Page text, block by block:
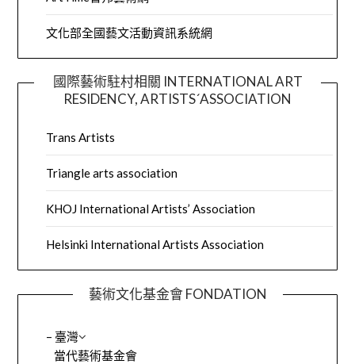
文化部全國藝文活動資訊系統網
國際藝術駐村相關 INTERNATIONAL ART
RESIDENCY, ARTISTS´ASSOCIATION
Trans Artists
Triangle arts association
KHOJ International Artists’ Association
Helsinki International Artists Association
藝術文化基金會 FONDATION
– 臺灣
當代藝術基金會